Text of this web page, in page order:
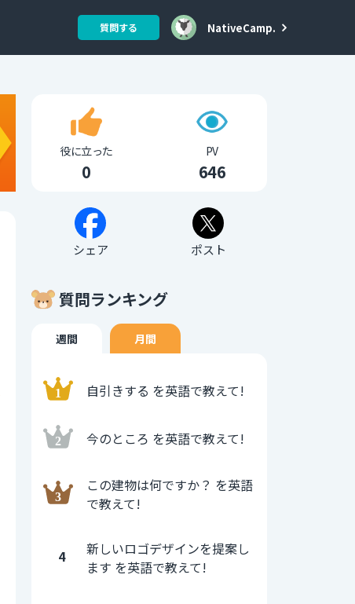
質問する NativeCamp.
役に立った
0
PV
646
シェア ポスト
質問ランキング
週間 月間
自引きする を英語で教えて!
今のところ を英語で教えて!
この建物は何ですか？ を英語
で教えて!
4
新しいロゴデザインを提案し
ます を英語で教えて!